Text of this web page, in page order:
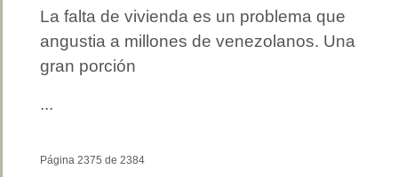
La falta de vivienda es un problema que
angustia a millones de venezolanos. Una
gran porción
...
Página 2375 de 2384